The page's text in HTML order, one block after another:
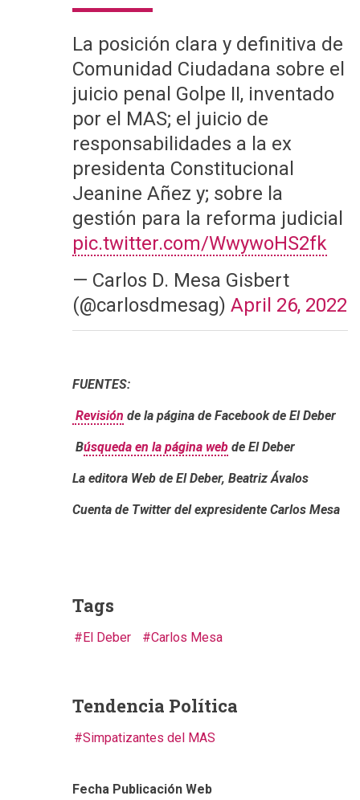
La posición clara y definitiva de
Comunidad Ciudadana sobre el
juicio penal Golpe II, inventado
por el MAS; el juicio de
responsabilidades a la ex
presidenta Constitucional
Jeanine Añez y; sobre la
gestión para la reforma judicial
pic.twitter.com/WwywoHS2fk
— Carlos D. Mesa Gisbert
(@carlosdmesag) April 26, 2022
FUENTES:
Revisión de la página de Facebook de El Deber
Búsqueda en la página web de El Deber
La editora Web de El Deber, Beatriz Ávalos
Cuenta de Twitter del expresidente Carlos Mesa
Tags
El Deber Carlos Mesa
Tendencia Política
Simpatizantes del MAS
Fecha Publicación Web